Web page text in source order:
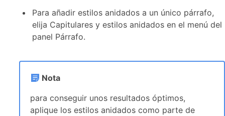
Para añadir estilos anidados a un único párrafo,
elija Capitulares y estilos anidados en el menú del
panel Párrafo.
Nota
para conseguir unos resultados óptimos,
aplique los estilos anidados como parte de